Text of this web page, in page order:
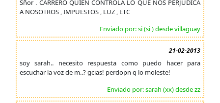
Sñor . CARRERO QUÍEN CONTROLA LO QUE NOS PERJUDICA
A NOSOTROS , IMPUESTOS , LUZ , ETC
Enviado por: si (si ) desde villaguay
21-02-2013
soy sarah.. necesito respuesta como puedo hacer para
escuchar la voz de m..? gcias! perdopn q lo moleste!
Enviado por: sarah (xx) desde zz